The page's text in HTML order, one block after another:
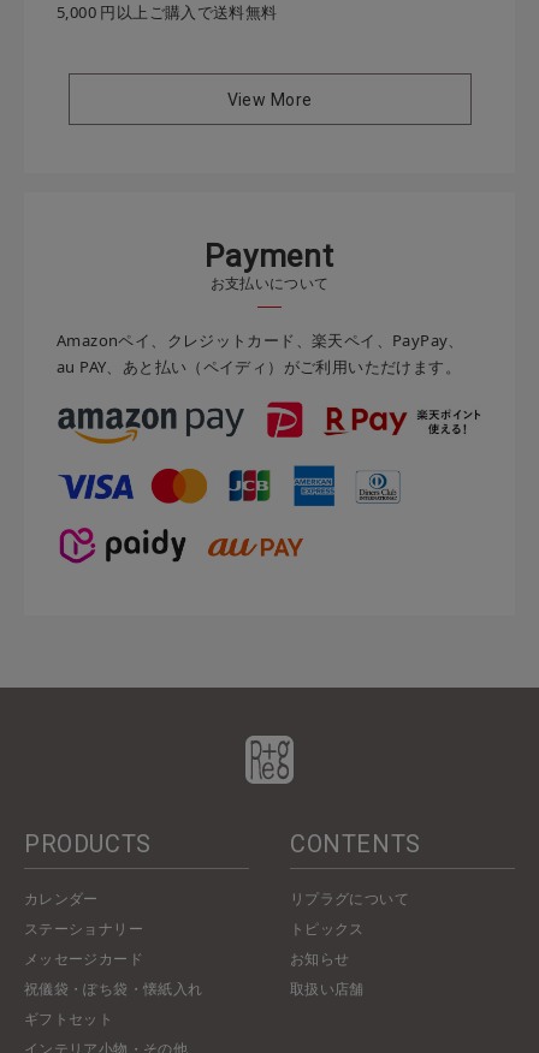
5,000 円以上ご購入で送料無料
View More
Payment
お支払いについて
Amazonペイ、クレジットカード、楽天ペイ、PayPay、
au PAY、あと払い（ペイディ）がご利用いただけます。
PRODUCTS
カレンダー
ステーショナリー
メッセージカード
祝儀袋・ぽち袋・懐紙入れ
ギフトセット
インテリア小物・その他
CONTENTS
リプラグについて
トピックス
お知らせ
取扱い店舗